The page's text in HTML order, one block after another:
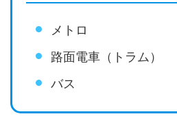
メトロ
路面電車（トラム）
バス